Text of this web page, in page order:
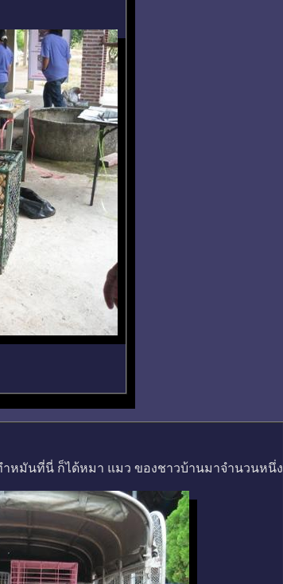
หมันที่นี่ ก็ได้หมา แมว ของชาวบ้านมาจำนวนหนึ่ง